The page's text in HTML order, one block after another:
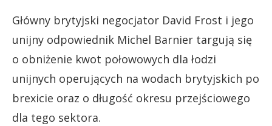
Główny brytyjski negocjator David Frost i jego
unijny odpowiednik Michel Barnier targują się
o obniżenie kwot połowowych dla łodzi
unijnych operujących na wodach brytyjskich po
brexicie oraz o długość okresu przejściowego
dla tego sektora.